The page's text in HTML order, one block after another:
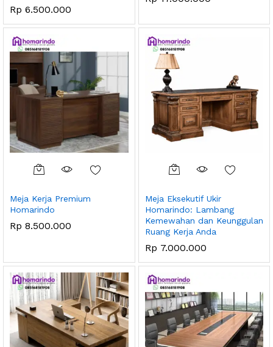
Rp 6.500.000
Meja Kerja Premium
Homarindo
Rp 8.500.000
Meja Eksekutif Ukir
Homarindo: Lambang
Kemewahan dan Keunggulan
Ruang Kerja Anda
Rp 7.000.000